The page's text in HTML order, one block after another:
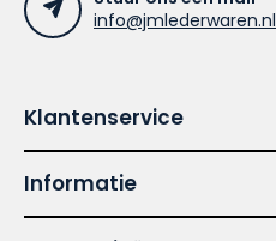
info@jmlederwaren.nl
Klantenservice
Informatie